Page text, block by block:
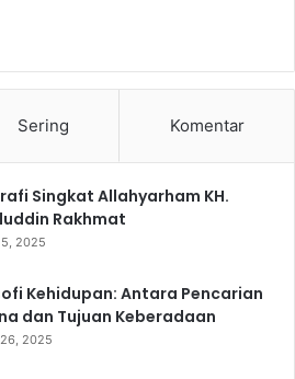
Sering Komentar
Singkat Allahyarham KH.
Rakhmat
2025
Kehidupan: Antara Pencarian
dan Tujuan Keberadaan
2025